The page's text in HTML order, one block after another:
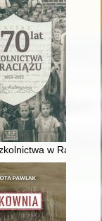
1914 w Raciążu